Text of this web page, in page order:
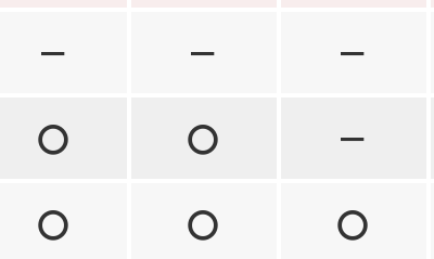
－ － －
〇 〇 －
〇 〇 〇